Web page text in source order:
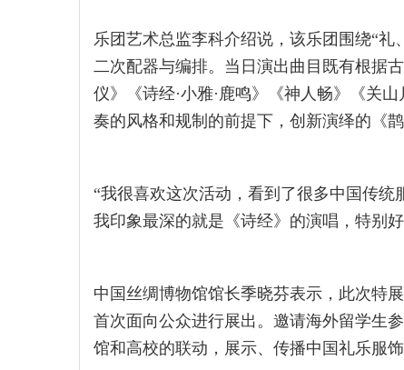
乐团艺术总监李科介绍说，该乐团围绕“
二次配器与编排。当日演出曲目既有根据
仪》《诗经·小雅·鹿鸣》《神人畅》《关
奏的风格和规制的前提下，创新演绎的《
“我很喜欢这次活动，看到了很多中国传
我印象最深的就是《诗经》的演唱，特别
中国丝绸博物馆馆长季晓芬表示，此次特
首次面向公众进行展出。邀请海外留学生
馆和高校的联动，展示、传播中国礼乐服饰